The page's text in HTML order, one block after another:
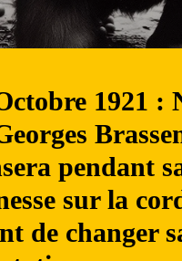
1921 :
pendant
sur la
de changer